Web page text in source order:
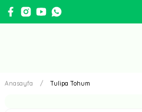
Anasayfa Tulipa Tohum